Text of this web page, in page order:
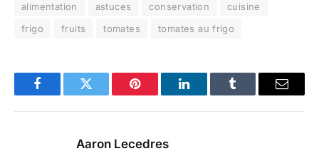
alimentation astuces conservation
cuisine
frigo
fruits tomates tomates au frigo
FacebookTwitter Pinterest LinkedInTumblr Email
Aaron Lecedres